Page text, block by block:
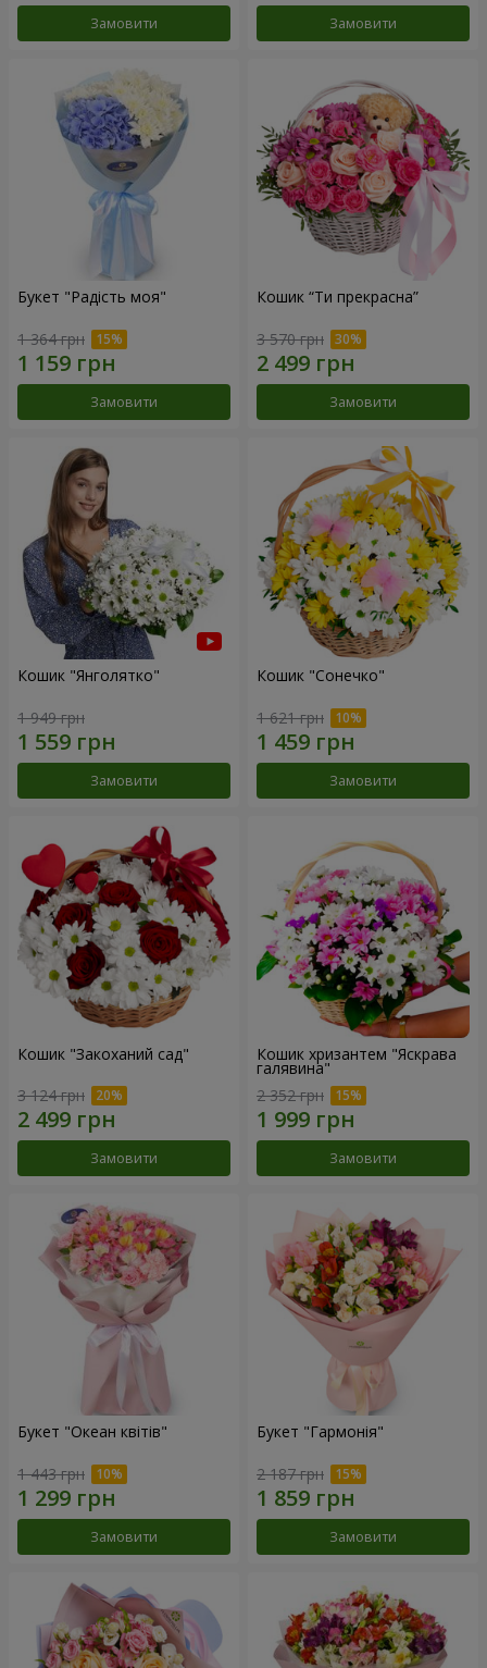
Замовити Замовити
Букет "Радість моя"
1 364 грн
Замовити
Кошик “Ти прекрасна”
3 570 грн
Замовити
Кошик "Янголятко"
1 949 грн
Замовити
Кошик "Сонечко"
1 621 грн
Замовити
Кошик "Закоханий сад"
3 124 грн
Замовити
Кошик хризантем "Яскрава
галявина"
2 352 грн
Замовити
Букет "Океан квітів"
1 443 грн
Замовити
Букет "Гармонія"
2 187 грн
Замовити